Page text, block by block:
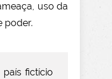
uso da
poder.
fictício